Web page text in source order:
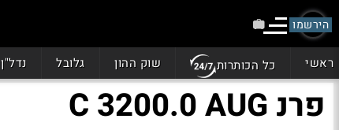
הירשמו
ראשי כל הכותרות שוק ההון גלובל נדל"ן
פרנ C 3200.0 AUG